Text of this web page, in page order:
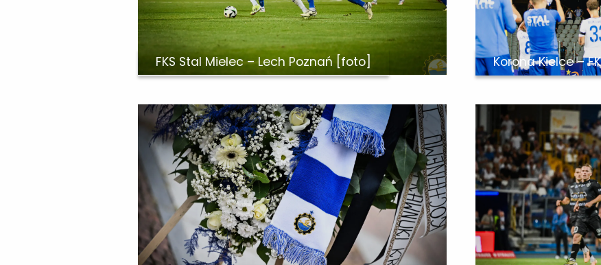
FKS Stal Mielec – Lech Poznań [foto] Korona Kielce –